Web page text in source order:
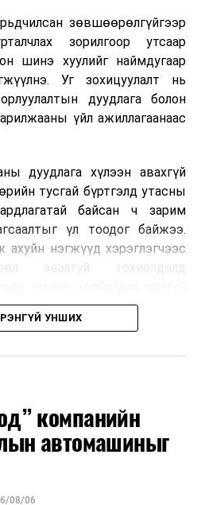
зөвшөөрөлгүйгээр
зорилгоор утсаар
шинэ хуулийг наймдугаар
Уг зохицуулалт нь
дуудлага болон
үйл ажиллагаанаас
дуудлага хүлээн авахгүй
тусгай бүртгэлд утасны
байсан ч зарим
үл тоодог байжээ.
нэгжүүд хэрэглэгчээс
аваагүй тохиолдолд
хүссэн үедээ цуцлах
тооцоолсноор тус улсын
орчим нь долоо хоног бүр
сурталчилгааны дуудлага
олон хүн үүнээс ч олон
Хэрэглэгчийн эрхийг
2024 онд хамтран
болон гар утас руу ирдэг
дуудлагыг хориглохыг
УНШИХ
компанийн
автомашиныг
08/06